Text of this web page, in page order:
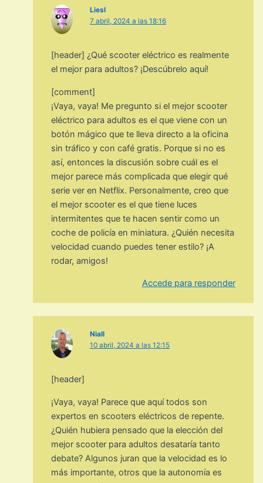
Liesl
7 abril, 2024 a las 18:16
[header] ¿Qué scooter eléctrico es realmente
el mejor para adultos? ¡Descúbrelo aquí!
[comment]
¡Vaya, vaya! Me pregunto si el mejor scooter
eléctrico para adultos es el que viene con un
botón mágico que te lleva directo a la oficina
sin tráfico y con café gratis. Porque si no es
así, entonces la discusión sobre cuál es el
mejor parece más complicada que elegir qué
serie ver en Netflix. Personalmente, creo que
el mejor scooter es el que tiene luces
intermitentes que te hacen sentir como un
coche de policía en miniatura. ¿Quién necesita
velocidad cuando puedes tener estilo? ¡A
rodar, amigos!
Accede para responder
Niall
10 abril, 2024 a las 12:15
[header]
¡Vaya, vaya! Parece que aquí todos son
expertos en scooters eléctricos de repente.
¿Quién hubiera pensado que la elección del
mejor scooter para adultos desataría tanto
debate? Algunos juran que la velocidad es lo
más importante, otros que la autonomía es